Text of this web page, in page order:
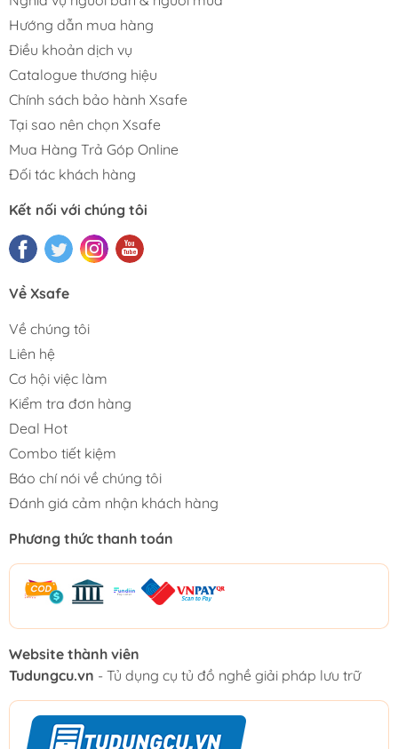
Hướng dẫn mua hàng
Điều khoản dịch vụ
Catalogue thương hiệu
Chính sách bảo hành Xsafe
Tại sao nên chọn Xsafe
Mua Hàng Trả Góp Online
Đối tác khách hàng
Kết nối với chúng tôi
Về Xsafe
Về chúng tôi
Liên hệ
Cơ hội việc làm
Kiểm tra đơn hàng
Deal Hot
Combo tiết kiệm
Báo chí nói về chúng tôi
Đánh giá cảm nhận khách hàng
Phương thức thanh toán
Website thành viên
Tudungcu.vn - Tủ dụng cụ tủ đồ nghề giải pháp lưu trữ